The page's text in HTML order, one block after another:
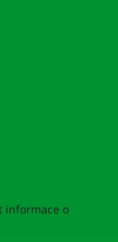
informace o